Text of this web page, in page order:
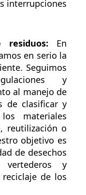
interrupciones
residuos: En
en serio la
Seguimos
y
al manejo de
de clasificar y
materiales
reutilización o
objetivo es
de desechos
y
de los